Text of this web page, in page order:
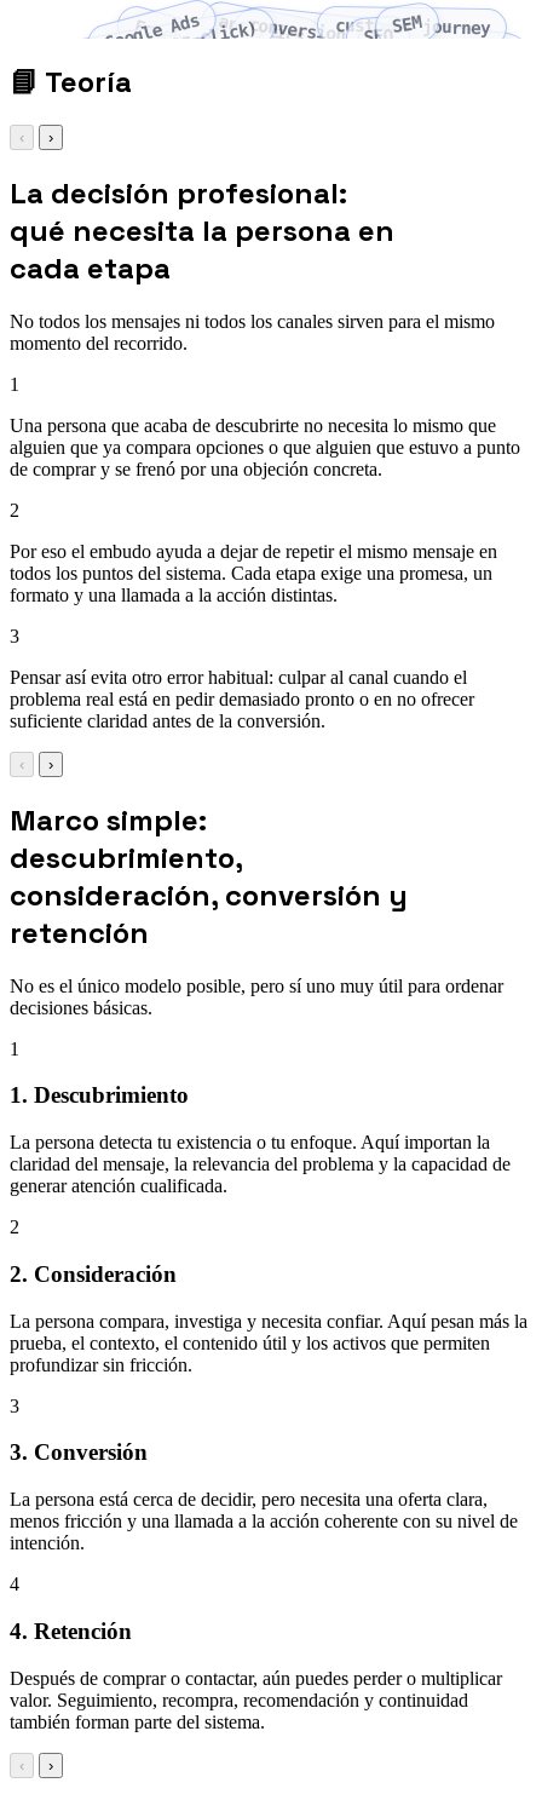
PPC (pay-per-click)
Google Ads
Facebook Adsanalytics
conversion ratecustomer journey
SEO
SEM
📘 Teoría
‹ ›
La decisión profesional:
qué necesita la persona en
cada etapa
No todos los mensajes ni todos los canales sirven para el mismo
momento del recorrido.
1
Una persona que acaba de descubrirte no necesita lo mismo que
alguien que ya compara opciones o que alguien que estuvo a punto
de comprar y se frenó por una objeción concreta.
2
Por eso el embudo ayuda a dejar de repetir el mismo mensaje en
todos los puntos del sistema. Cada etapa exige una promesa, un
formato y una llamada a la acción distintas.
3
Pensar así evita otro error habitual: culpar al canal cuando el
problema real está en pedir demasiado pronto o en no ofrecer
suficiente claridad antes de la conversión.
‹ ›
Marco simple:
descubrimiento,
consideración, conversión y
retención
No es el único modelo posible, pero sí uno muy útil para ordenar
decisiones básicas.
1
1. Descubrimiento
La persona detecta tu existencia o tu enfoque. Aquí importan la
claridad del mensaje, la relevancia del problema y la capacidad de
generar atención cualificada.
2
2. Consideración
La persona compara, investiga y necesita confiar. Aquí pesan más la
prueba, el contexto, el contenido útil y los activos que permiten
profundizar sin fricción.
3
3. Conversión
La persona está cerca de decidir, pero necesita una oferta clara,
menos fricción y una llamada a la acción coherente con su nivel de
intención.
4
4. Retención
Después de comprar o contactar, aún puedes perder o multiplicar
valor. Seguimiento, recompra, recomendación y continuidad
también forman parte del sistema.
‹ ›